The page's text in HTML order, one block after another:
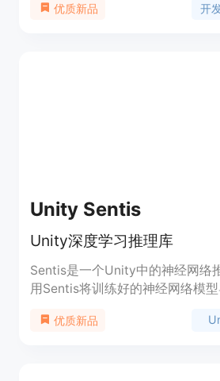
户。该项目通过AI来帮助创作者
优质新品 开
Unity Sentis
Unity深度学习推理库
Sentis是一个Unity中的神经网络
用Sentis将训练好的神经网络模
在GPU或CPU上运行模型。使用
优质新品